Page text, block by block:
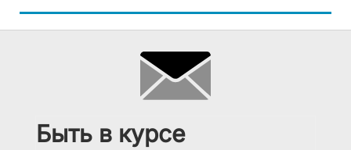
Быть в курсе